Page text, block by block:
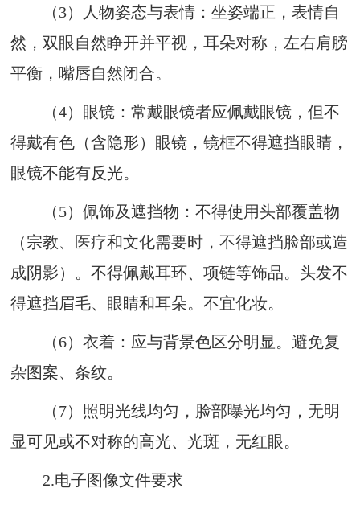
（3） 人物姿态与表情：坐姿端正，表情自
然，双眼自然睁开并平视，耳朵对称，左右肩膀
平衡，嘴唇自然闭合。
（4） 眼镜：常戴眼镜者应佩戴眼镜，但不
得戴有色（含隐形）眼镜，镜框不得遮挡眼睛，
眼镜不能有反光。
（5）佩饰及遮挡物：不得使用头部覆盖物
（宗教、医疗和文化需要时，不得遮挡脸部或造
成阴影）。不得佩戴耳环、项链等饰品。头发不
得遮挡眉毛、眼睛和耳朵。不宜化妆。
（6）衣着：应与背景色区分明显。避免复
杂图案、条纹。
（7） 照明光线均匀，脸部曝光均匀，无明
显可见或不对称的高光、光斑，无红眼。
2.电子图像文件要求